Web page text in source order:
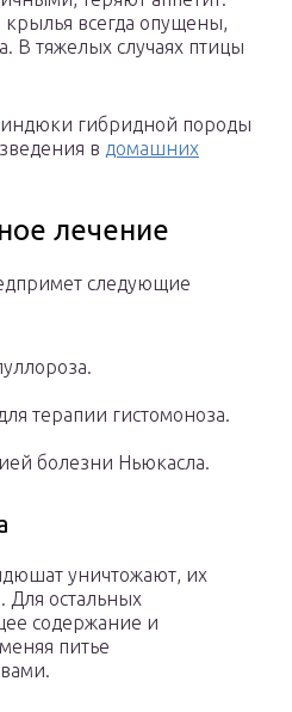
всегда опущены,
В тяжелых случаях птицы
гибридной породы
в домашних
лечение
следующие
терапии гистомоноза.
болезни Ньюкасла.
уничтожают, их
остальных
содержание и
питье